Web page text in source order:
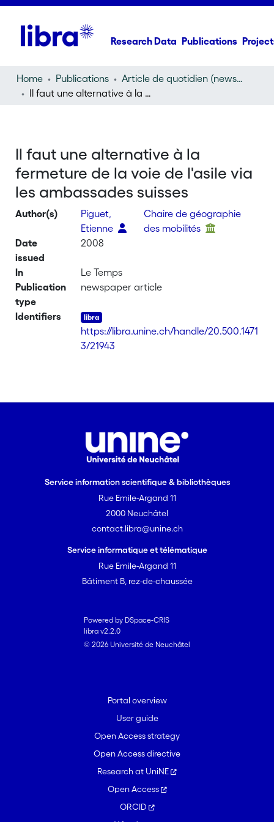
Research Data Publications
Home Publications
Article de quotidien (newspaper article)
Il faut une alternative à la fermeture de la voie de l'asile via les ambassades suisses
Il faut une alternative à la
fermeture de la voie de l'asile via
les ambassades suisses
Author(s)
Piguet,
Etienne
Chaire de géographie
des mobilités
Date
issued
2008
In
Le Temps
Publication
type
newspaper article
Identifiers
https://libra.unine.ch/handle/20.500.1471
3/21943
Service information scientifique & bibliothèques
Rue Emile-Argand 11
2000 Neuchâtel
contact.libra@unine.ch
Service informatique et télématique
Rue Emile-Argand 11
Bâtiment B, rez-de-chaussée
Powered by DSpace-CRIS
libra v2.2.0
© 2026 Université de Neuchâtel
Portal overview
User guide
Open Access strategy
Open Access directive
Research at UniNE
Open Access
ORCID